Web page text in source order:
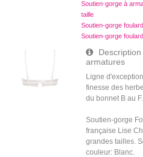
Soutien-gorge à
taille
Soutien-gorge foulard
Soutien-gorge
armatures
Ligne
finesse des
du bonnet B au
Soutien-gorge
française Lise
grandes tailles.
couleur: Blanc.